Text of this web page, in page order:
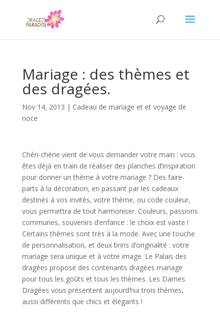
Mariage : des thèmes et
des dragées.
Nov 14, 2013 | Cadeau de mariage et et voyage de
noce
Chéri-chérie vient de vous demander votre main : vous
êtes déjà en train de réaliser des planches d’inspiration
pour donner un thème à votre mariage ? Des faire-
parts à la décoration, en passant par les cadeaux
destinés à vos invités, votre thème, ou code couleur,
vous permettra de tout harmoniser. Couleurs, passions
communes, souvenirs d’enfance : le choix est vaste !
Certains thèmes sont très à la mode. Avec une touche
de personnalisation, et deux brins d’originalité : votre
mariage sera unique et à votre image. Le Palais des
dragées propose des contenants dragées mariage
pour tous les goûts et tous les thèmes. Les Dames
Dragées vous présentent aujourd’hui trois thèmes,
aussi différents que chics et élégants !